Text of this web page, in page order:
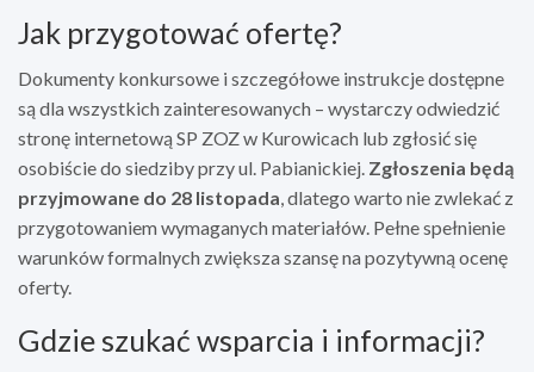
Jak przygotować ofertę?
Dokumenty konkursowe i szczegółowe instrukcje dostępne
są dla wszystkich zainteresowanych – wystarczy odwiedzić
stronę internetową SP ZOZ w Kurowicach lub zgłosić się
osobiście do siedziby przy ul. Pabianickiej. Zgłoszenia będą
przyjmowane do 28 listopada , dlatego warto nie zwlekać z
przygotowaniem wymaganych materiałów. Pełne spełnienie
warunków formalnych zwiększa szansę na pozytywną ocenę
oferty.
Gdzie szukać wsparcia i informacji?